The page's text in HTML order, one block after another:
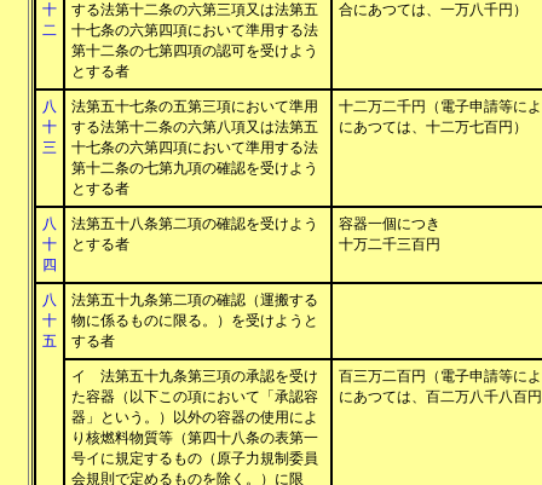
十
二
する法第十二条の六第三項又は法第五
十七条の六第四項において準用する法
第十二条の七第四項の認可を受けよう
とする者
合にあつては、一万八千円）
八
十
三
法第五十七条の五第三項において準用
する法第十二条の六第八項又は法第五
十七条の六第四項において準用する法
第十二条の七第九項の確認を受けよう
とする者
十二万二千円（電子申請等に
にあつては、十二万七百円）
八
十
四
法第五十八条第二項の確認を受けよう
とする者
容器一個につき
十万二千三百円
八
十
五
法第五十九条第二項の確認（運搬する
物に係るものに限る。）を受けようと
する者
イ 法第五十九条第三項の承認を受け
た容器（以下この項において「承認容
器」という。）以外の容器の使用によ
り核燃料物質等（第四十八条の表第一
号イに規定するもの（原子力規制委員
会規則で定めるものを除く。）に限
百三万二百円（電子申請等に
にあつては、百二万八千八百